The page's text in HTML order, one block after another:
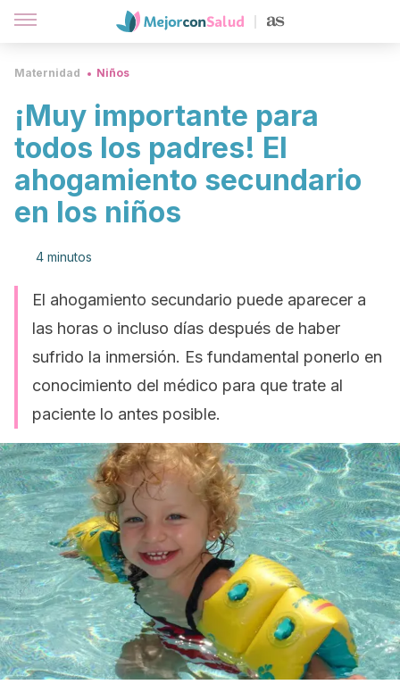
Maternidad Niños
¡Muy importante para
todos los padres! El
ahogamiento secundario
en los niños
4 minutos
El ahogamiento secundario puede aparecer a
las horas o incluso días después de haber
sufrido la inmersión. Es fundamental ponerlo en
conocimiento del médico para que trate al
paciente lo antes posible.